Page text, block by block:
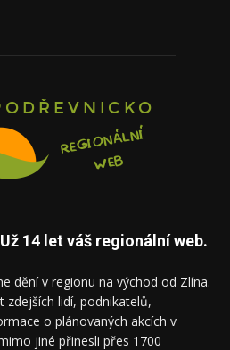
14 let váš regionální web.
dění v regionu na východ od Zlína.
zdejších lidí, podnikatelů,
o plánovaných akcích v
jiné přinesli přes 1700